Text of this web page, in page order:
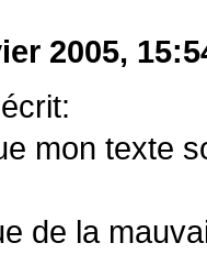
2005,
mon texte
de la